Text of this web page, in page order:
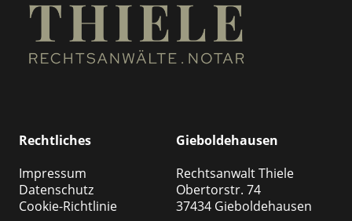
Rechtliches
Impressum
Datenschutz
Cookie-Richtlinie
Gieboldehausen
Rechtsanwalt Thiele
Obertorstr. 74
37434 Gieboldehausen